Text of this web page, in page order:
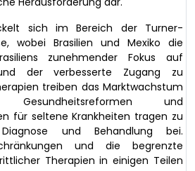
sich im Bereich der Turner-
wobei Brasilien und Mexiko die
zunehmender Fokus auf
der verbesserte Zugang zu
treiben das Marktwachstum
und
für seltene Krankheiten tragen zu
und Behandlung bei.
und die begrenzte
Therapien in einigen Teilen